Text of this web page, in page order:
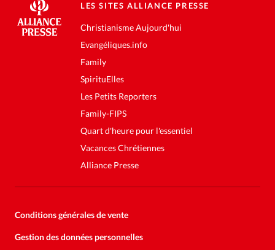
LES SITES ALLIANCE PRESSE
Christianisme Aujourd'hui
Evangéliques.info
Family
SpirituElles
Les Petits Reporters
Family-FIPS
Quart d'heure pour l'essentiel
Vacances Chrétiennes
Alliance Presse
Conditions générales de vente
Gestion des données personnelles